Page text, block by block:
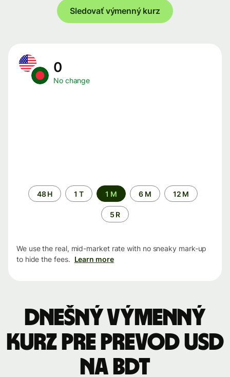
Sledovať výmenný kurz
0
No change
Time
period
48 H 1 T 1 M 6 M 12 M
5 R
We use the real, mid-market rate with no sneaky mark-up
to hide the fees. Learn more
Dnešný výmenný
kurz pre prevod USD
na BDT